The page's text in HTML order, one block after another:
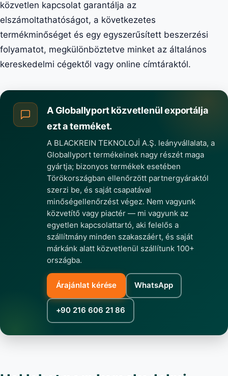
közvetlen kapcsolat garantálja az
elszámoltathatóságot, a következetes
termékminőséget és egy egyszerűsített beszerzési
folyamatot, megkülönböztetve minket az általános
kereskedelmi cégektől vagy online címtáraktól.
A Globallyport közvetlenül exportálja
ezt a terméket.
A BLACKREIN TEKNOLOJİ A.Ş. leányvállalata, a
Globallyport termékeinek nagy részét maga
gyártja; bizonyos termékek esetében
Törökországban ellenőrzött partnergyáraktól
szerzi be, és saját csapatával
minőségellenőrzést végez. Nem vagyunk
közvetítő vagy piactér — mi vagyunk az
egyetlen kapcsolattartó, aki felelős a
szállítmány minden szakaszáért, és saját
márkánk alatt közvetlenül szállítunk 100+
országba.
Árajánlat kérése WhatsApp
+90 216 606 21 86